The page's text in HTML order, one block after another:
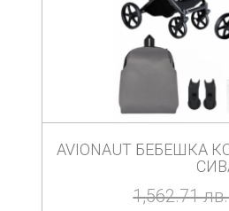
AVIONAUT БЕБЕШКА
1,562.71